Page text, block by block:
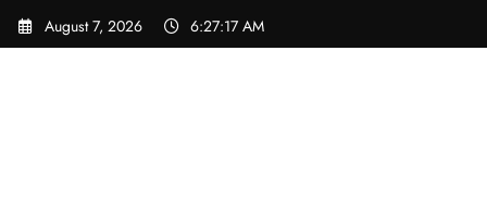
Skip
August 7, 2026 6:27:17 AM